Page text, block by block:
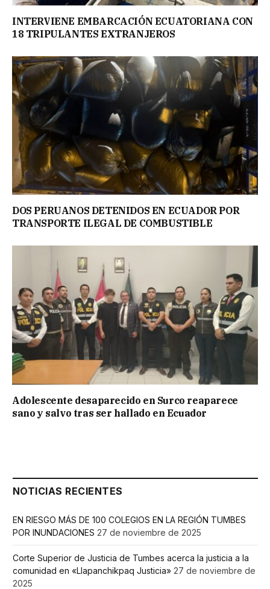
INTERVIENE EMBARCACIÓN ECUATORIANA CON
18 TRIPULANTES EXTRANJEROS
DOS PERUANOS DETENIDOS EN ECUADOR POR
TRANSPORTE ILEGAL DE COMBUSTIBLE
Adolescente desaparecido en Surco reaparece
sano y salvo tras ser hallado en Ecuador
NOTICIAS RECIENTES
EN RIESGO MÁS DE 100 COLEGIOS EN LA REGIÓN TUMBES
POR INUNDACIONES 27 de noviembre de 2025
Corte Superior de Justicia de Tumbes acerca la justicia a la
comunidad en «Llapanchikpaq Justicia» 27 de noviembre de
2025